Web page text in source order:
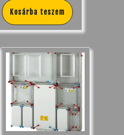
Kosárba teszem